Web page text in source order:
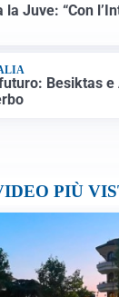
Juve: “Con
Besiktas e
PIÙ